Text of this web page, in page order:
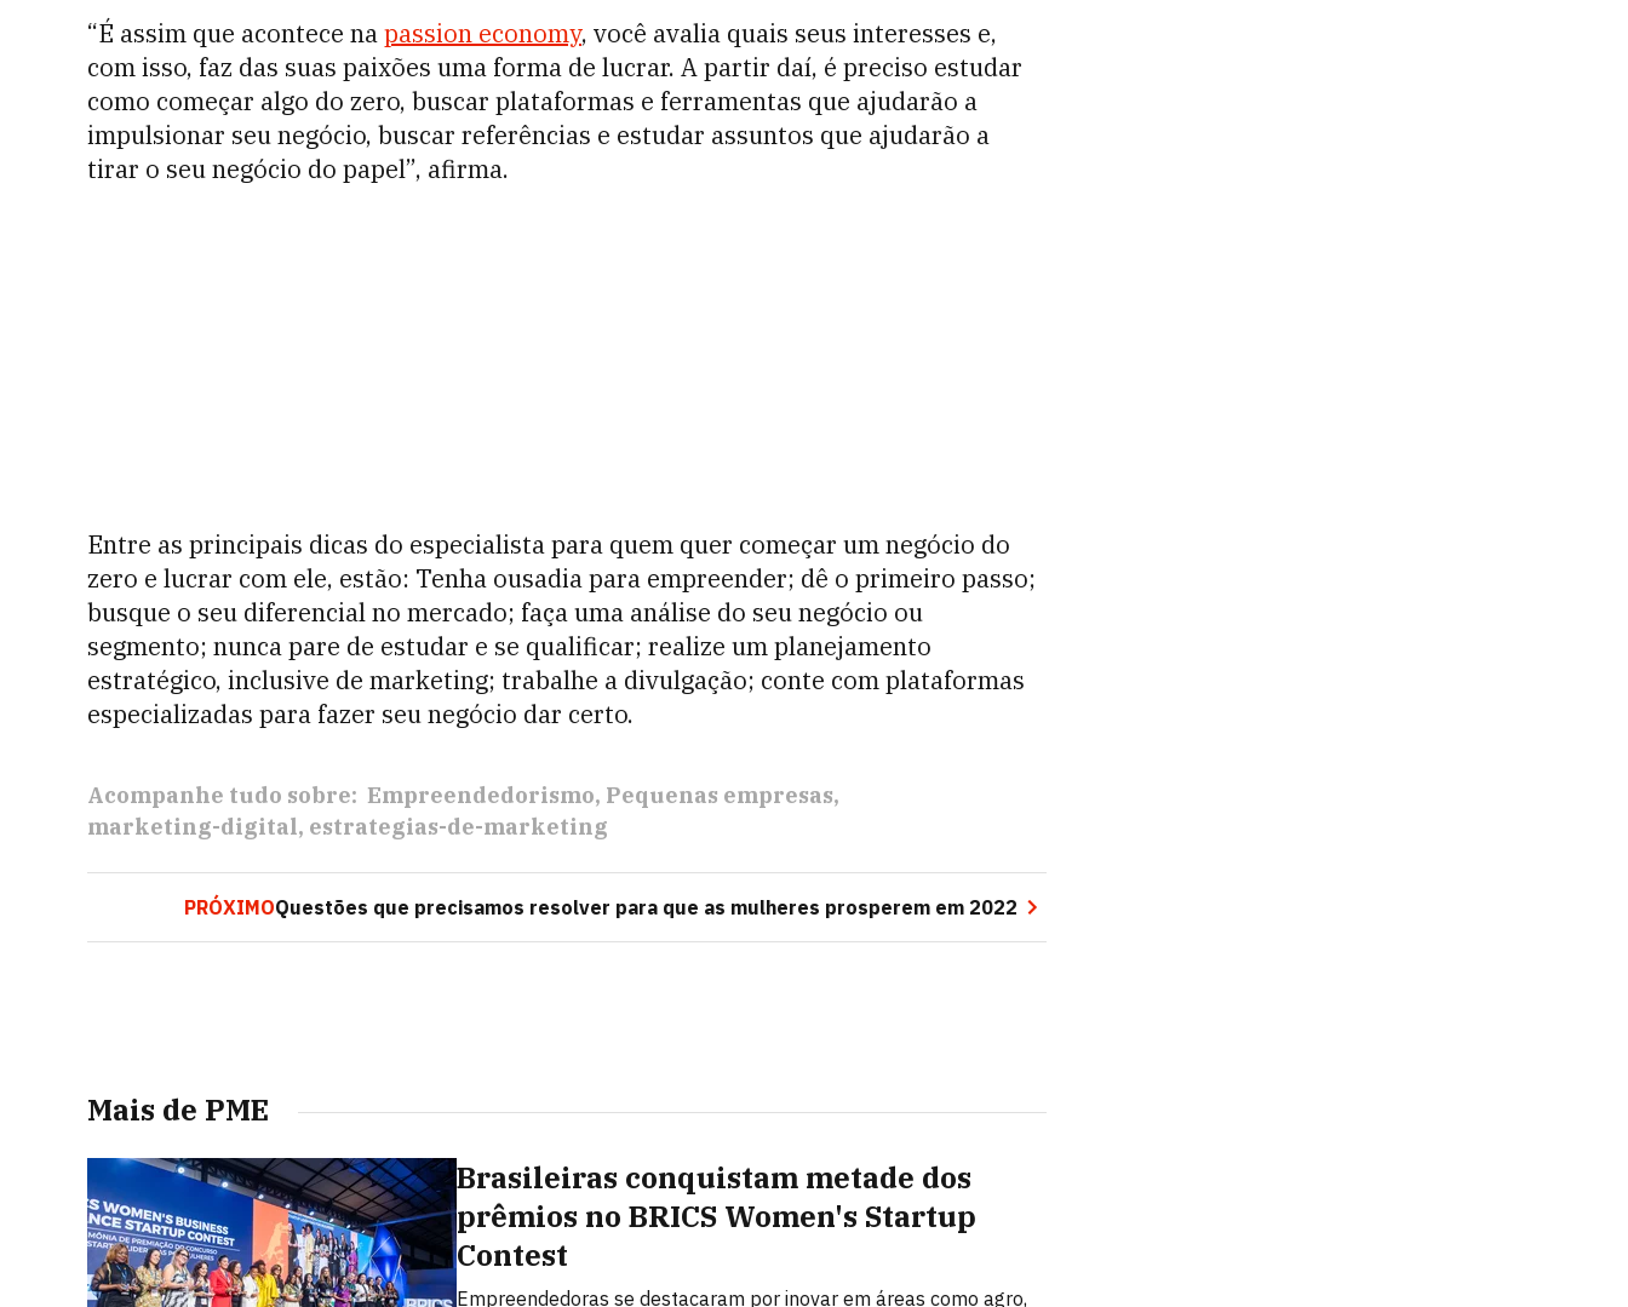
“É assim que acontece napassion economy, você avalia quais seus interesses e,
com isso, faz das suas paixões uma forma de lucrar. A partir daí, é preciso estudar
como começar algo do zero, buscar plataformas e ferramentas que ajudarão a
impulsionar seu negócio, buscar referências e estudar assuntos que ajudarão a
tirar o seu negócio do papel”, afirma.
Entre as principais dicas do especialista para quem quer começar um negócio do
zero e lucrar com ele, estão: Tenha ousadia para empreender; dê o primeiro passo;
busque o seu diferencial no mercado; faça uma análise do seu negócio ou
segmento; nunca pare de estudar e se qualificar; realize um planejamento
estratégico, inclusive de marketing; trabalhe a divulgação; conte com plataformas
especializadas para fazer seu negócio dar certo.
Acompanhe tudo sobre: Empreendedorismo Pequenas empresas
marketing-digital estrategias-de-marketing
PRÓXIMOQuestões que precisamos resolver para que as mulheres prosperem em 2022
Mais de PME
Brasileiras conquistam metade dos
prêmios no BRICS Women's Startup
Contest
Empreendedoras se destacaram por inovar em áreas como agro,